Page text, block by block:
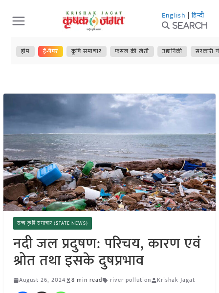
Skip
to
content
English | हिन्दी
Search
होम ई-पेपर कृषि समाचार फसल की खेती उद्यानिकी सरकारी
राज्य कृषि समाचार (STATE NEWS)
नदी जल प्रदुषण: परिचय, कारण एवं
श्रोत तथा इसके दुषप्रभाव
August 26, 2024 8 min read river pollution Krishak Jagat